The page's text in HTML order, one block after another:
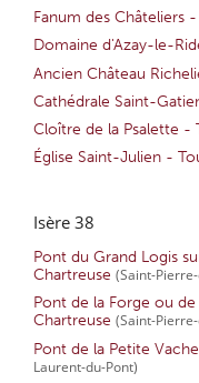
Fanum des Châteliers
Domaine d'Azay-le-
Ancien Château
Cathédrale Saint-
Cloître de la Psalette -
Église Saint-Julien -
Isère 38
Pont du Grand Logis
Chartreuse (Saint-
Pont de la Forge ou
Chartreuse (Saint-
Pont de la Petite
Laurent-du-Pont)